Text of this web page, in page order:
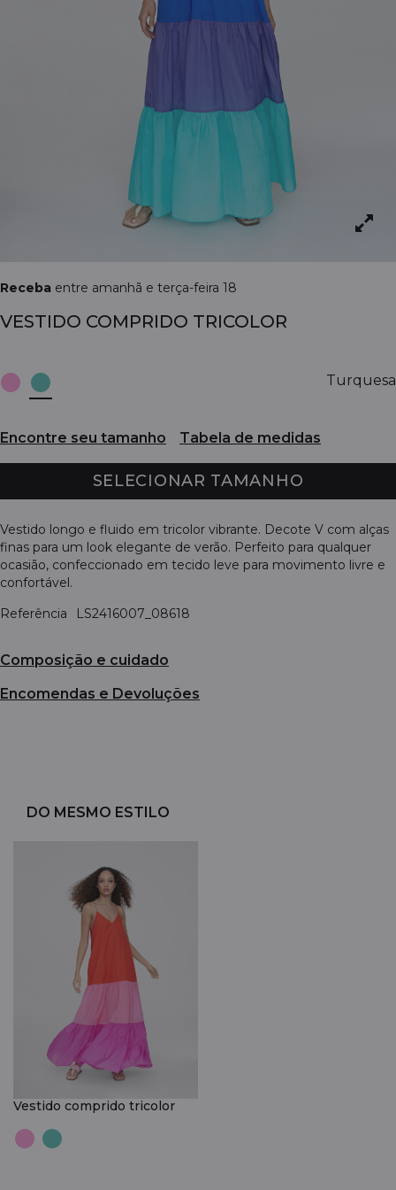
Receba entre amanhã e terça-feira 18
VESTIDO COMPRIDO TRICOLOR
Turquesa
Encontre seu tamanho Tabela de medidas
SELECIONAR TAMANHO
Vestido longo e fluido em tricolor vibrante. Decote V com alças
finas para um look elegante de verão. Perfeito para qualquer
ocasião, confeccionado em tecido leve para movimento livre e
confortável.
Referência
LS2416007_08618
Composição e cuidado
Encomendas e Devoluções
DO MESMO ESTILO
Vestido comprido tricolor